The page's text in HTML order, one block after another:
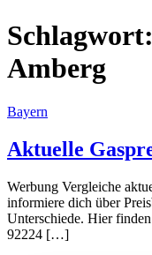
Schlagwort:
Amberg
Bayern
Aktuelle
Werbung Vergleiche
informiere dich über
Unterschiede. Hier
92224 […]